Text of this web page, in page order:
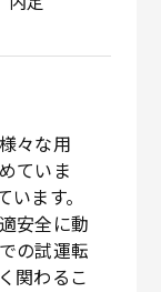
々な用
ていま
ます。
安全に動
の試運転
関わるこ